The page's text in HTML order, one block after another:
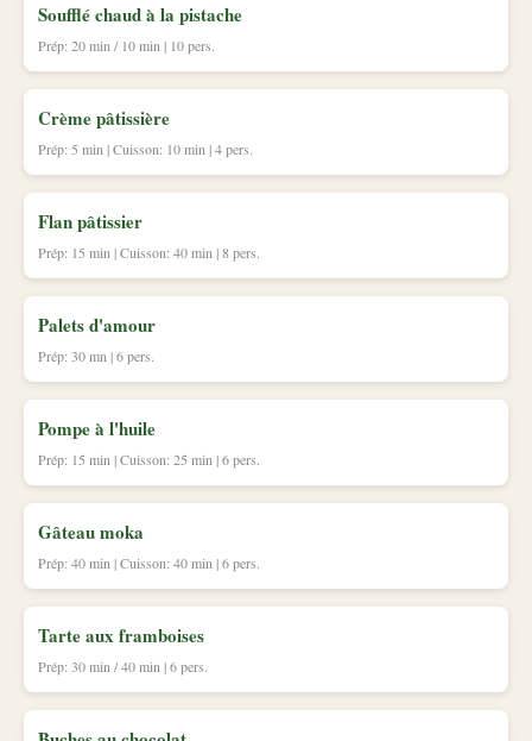
Soufflé chaud à la pistache
Prép: 20 min / 10 min | 10 pers.
Crème pâtissière
Prép: 5 min | Cuisson: 10 min | 4 pers.
Flan pâtissier
Prép: 15 min | Cuisson: 40 min | 8 pers.
Palets d'amour
Prép: 30 mn | 6 pers.
Pompe à l'huile
Prép: 15 min | Cuisson: 25 min | 6 pers.
Gâteau moka
Prép: 40 min | Cuisson: 40 min | 6 pers.
Tarte aux framboises
Prép: 30 min / 40 min | 6 pers.